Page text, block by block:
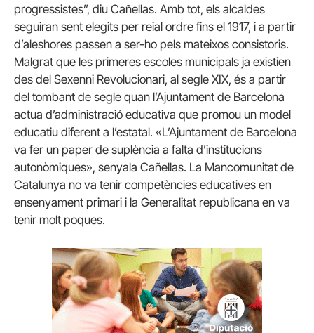
progressistes”, diu Cañellas. Amb tot, els alcaldes
seguiran sent elegits per reial ordre fins el 1917, i a partir
d’aleshores passen a ser-ho pels mateixos consistoris.
Malgrat que les primeres escoles municipals ja existien
des del Sexenni Revolucionari, al segle XIX, és a partir
del tombant de segle quan l’Ajuntament de Barcelona
actua d’administració educativa que promou un model
educatiu diferent a l’estatal. «L’Ajuntament de Barcelona
va fer un paper de suplència a falta d’institucions
autonòmiques», senyala Cañellas. La Mancomunitat de
Catalunya no va tenir competències educatives en
ensenyament primari i la Generalitat republicana en va
tenir molt poques.